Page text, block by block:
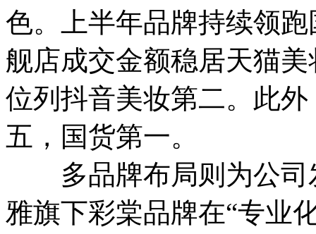
色。上半年品牌持续领
舰店成交金额稳居天猫
位列抖音美妆第二。此
五，国货第一。
多品牌布局则为公司
雅旗下彩棠品牌在“专业